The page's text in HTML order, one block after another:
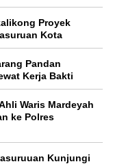
Proyek
Kota
Pandan
Kerja Bakti
Waris Mardeyah
ke Polres
Kunjungi